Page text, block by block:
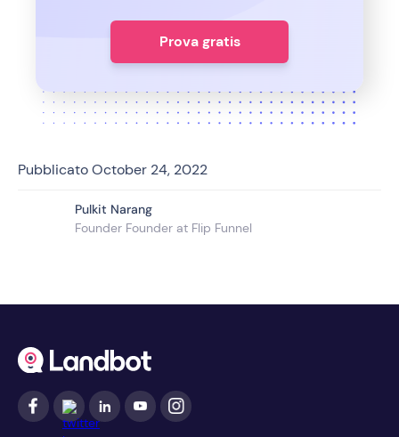
Prova gratis
PubblicatoOctober 24, 2022
Pulkit Narang
Founder Founder at Flip Funnel